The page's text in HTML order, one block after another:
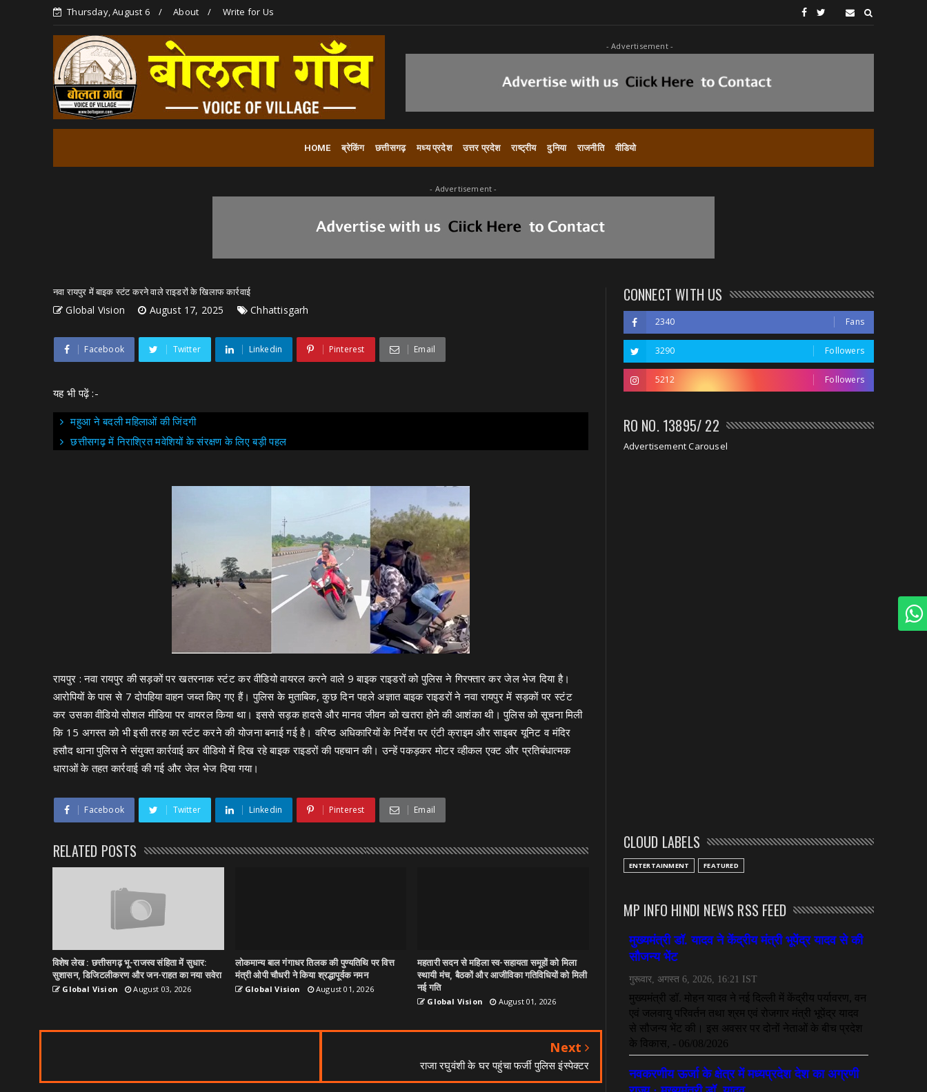
Thursday, August 6 About Write for Us
- Advertisement -
HOME ब्रेकिंग छत्तीसगढ़ मध्य प्रदेश उत्तर प्रदेश राष्ट्रीय दुनिया राजनीति वीडियो
- Advertisement -
नवा रायपुर में बाइक स्टंट करने वाले राइडरों के खिलाफ कार्रवाई
Global Vision August 17, 2025 Chhattisgarh
Facebook Twitter Linkedin Pinterest Email
यह भी पढ़ें :-
महुआ ने बदली महिलाओं की जिंदगी
छत्तीसगढ़ में निराश्रित मवेशियों के संरक्षण के लिए बड़ी पहल
रायपुर : नवा रायपुर की सड़कों पर खतरनाक स्टंट कर वीडियो वायरल करने वाले 9 बाइक राइडरों को पुलिस ने गिरफ्तार कर जेल भेज दिया है।
आरोपियों के पास से 7 दोपहिया वाहन जब्त किए गए हैं। पुलिस के मुताबिक, कुछ दिन पहले अज्ञात बाइक राइडरों ने नवा रायपुर में सड़कों पर स्टंट
कर उसका वीडियो सोशल मीडिया पर वायरल किया था। इससे सड़क हादसे और मानव जीवन को खतरा होने की आशंका थी। पुलिस को सूचना मिली
कि 15 अगस्त को भी इसी तरह का स्टंट करने की योजना बनाई गई है। वरिष्ठ अधिकारियों के निर्देश पर एंटी क्राइम और साइबर यूनिट व मंदिर
हसौद थाना पुलिस ने संयुक्त कार्रवाई कर वीडियो में दिख रहे बाइक राइडरों की पहचान की। उन्हें पकड़कर मोटर व्हीकल एक्ट और प्रतिबंधात्मक
धाराओं के तहत कार्रवाई की गई और जेल भेज दिया गया।
Facebook Twitter Linkedin Pinterest Email
RELATED POSTS
विशेष लेख : छत्तीसगढ़ भू-राजस्व संहिता में सुधार:
सुशासन, डिजिटलीकरण और जन-राहत का नया सवेरा
Global Vision August 03, 2026
लोकमान्य बाल गंगाधर तिलक की पुण्यतिथि पर वित्त
मंत्री ओपी चौधरी ने किया श्रद्धापूर्वक नमन
Global Vision August 01, 2026
महतारी सदन से महिला स्व-सहायता समूहों को मिला
स्थायी मंच, बैठकों और आजीविका गतिविधियों को मिली
नई गति
Global Vision August 01, 2026
Next
राजा रघुवंशी के घर पहुंचा फर्जी पुलिस इंस्‍पेक्‍टर
CONNECT WITH US
2340 Fans
3290 Followers
5212 Followers
RO NO. 13895/ 22
Advertisement Carousel
CLOUD LABELS
ENTERTAINMENT FEATURED
MP INFO HINDI NEWS RSS FEED